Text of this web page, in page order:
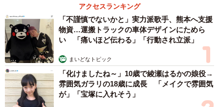
アクセスランキング
「不謹慎でないかと」実力派歌手、熊本へ支援
物資…運搬トラックの車体デザインにためら
い 「痛いほど伝わる」「行動され立派」
まいどなトピック
「化けましたね～」10歳で綾瀬はるかの娘役→
雰囲気ガラリの18歳に成長 「メイクで雰囲気
が」「宝塚に入れそう」